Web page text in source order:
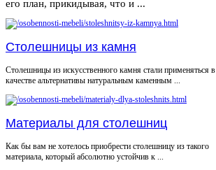
его план, прикидывая, что и ...
Столешницы из камня
Столешницы из искусственного камня стали применяться в
качестве альтернативы натуральным каменным ...
Материалы для столешниц
Как бы вам не хотелось приобрести столешницу из такого
материала, который абсолютно устойчив к ...